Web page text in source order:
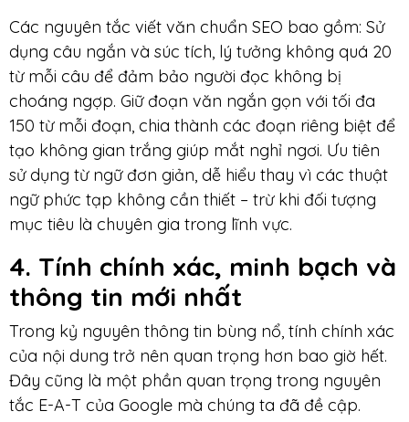
Các nguyên tắc viết văn chuẩn SEO bao gồm: Sử
dụng câu ngắn và súc tích, lý tưởng không quá 20
từ mỗi câu để đảm bảo người đọc không bị
choáng ngợp. Giữ đoạn văn ngắn gọn với tối đa
150 từ mỗi đoạn, chia thành các đoạn riêng biệt để
tạo không gian trắng giúp mắt nghỉ ngơi. Ưu tiên
sử dụng từ ngữ đơn giản, dễ hiểu thay vì các thuật
ngữ phức tạp không cần thiết – trừ khi đối tượng
mục tiêu là chuyên gia trong lĩnh vực.
4. Tính chính xác, minh bạch và
thông tin mới nhất
Trong kỷ nguyên thông tin bùng nổ, tính chính xác
của nội dung trở nên quan trọng hơn bao giờ hết.
Đây cũng là một phần quan trọng trong nguyên
tắc E-A-T của Google mà chúng ta đã đề cập.